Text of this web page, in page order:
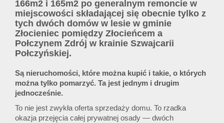
166m2 i 165m2 po generalnym remoncie w
miejscowości składającej się obecnie tylko z
tych dwóch domów w lesie w gminie
Złocieniec pomiędzy Złocieńcem a
Połczynem Zdrój w krainie Szwajcarii
Połczyńskiej.
Są nieruchomości, które można kupić i takie, o których
można tylko pomarzyć. Ta jest jednym i drugim
jednocześnie.
To nie jest zwykła oferta sprzedaży domu. To rzadka
okazja przejęcia całej prywatnej osady — dwóch